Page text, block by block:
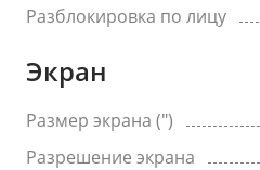
Разблокировка по лицу
Экран
Размер экрана (")
Разрешение экрана